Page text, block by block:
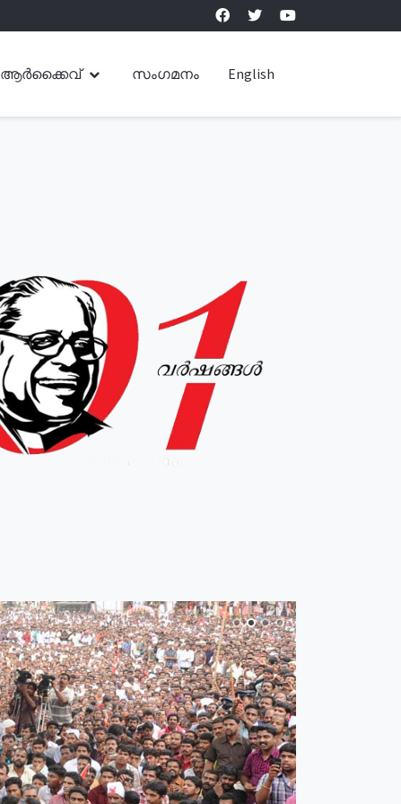
ആർക്കൈവ് സംഗമനം English